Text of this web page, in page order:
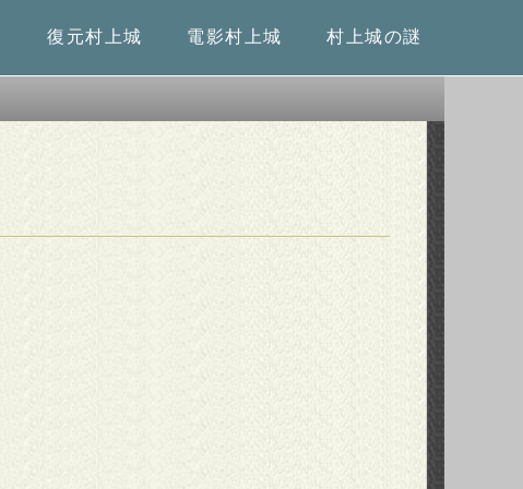
復元村上城 電影村上城 村上城の謎